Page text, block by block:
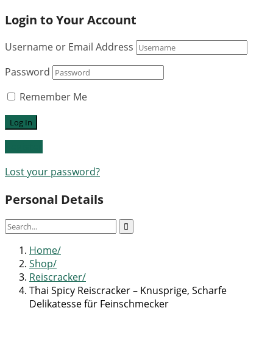
Login to Your Account
Username or Email Address
Password
Remember Me
Lost your password?
Personal Details
Home
Shop
Reiscracker
Thai Spicy Reiscracker – Knusprige, Scharfe
Delikatesse für Feinschmecker